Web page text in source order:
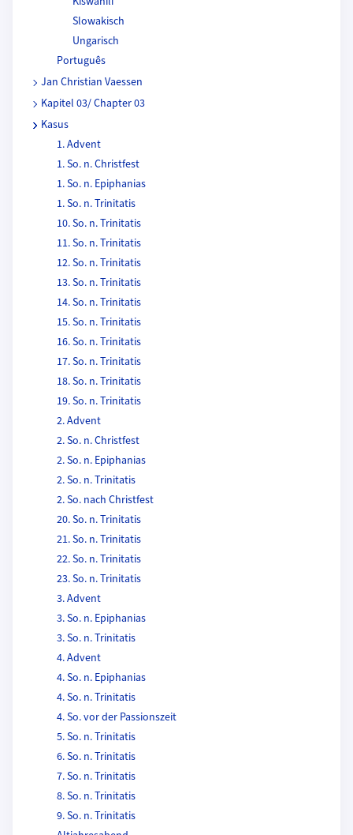
Slowakisch
Ungarisch
Português
Jan Christian Vaessen
Kapitel 03/ Chapter 03
Kasus
1. Advent
1. So. n. Christfest
1. So. n. Epiphanias
1. So. n. Trinitatis
10. So. n. Trinitatis
11. So. n. Trinitatis
12. So. n. Trinitatis
13. So. n. Trinitatis
14. So. n. Trinitatis
15. So. n. Trinitatis
16. So. n. Trinitatis
17. So. n. Trinitatis
18. So. n. Trinitatis
19. So. n. Trinitatis
2. Advent
2. So. n. Christfest
2. So. n. Epiphanias
2. So. n. Trinitatis
2. So. nach Christfest
20. So. n. Trinitatis
21. So. n. Trinitatis
22. So. n. Trinitatis
23. So. n. Trinitatis
3. Advent
3. So. n. Epiphanias
3. So. n. Trinitatis
4. Advent
4. So. n. Epiphanias
4. So. n. Trinitatis
4. So. vor der Passionszeit
5. So. n. Trinitatis
6. So. n. Trinitatis
7. So. n. Trinitatis
8. So. n. Trinitatis
9. So. n. Trinitatis